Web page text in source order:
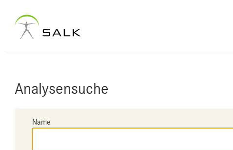
Analysensuche
Name